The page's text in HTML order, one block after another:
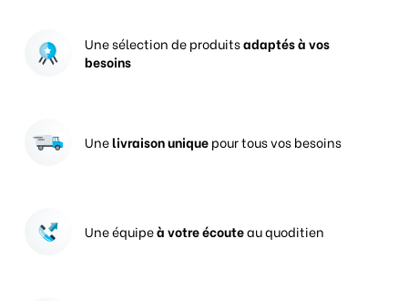
Une sélection de produitsadaptés à vos
besoins
Unelivraison uniquepour tous vos besoins
Une équipeà votre écouteau quoditien